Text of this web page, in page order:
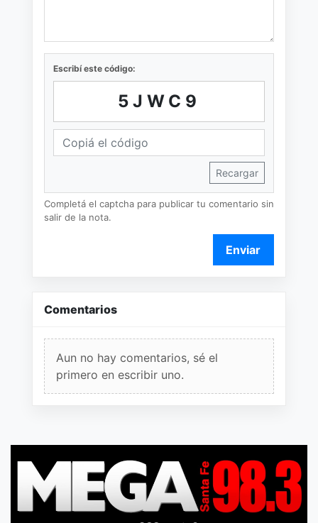
Escribí este código:
5JWC9
Recargar
Completá el captcha para publicar tu comentario sin
salir de la nota.
Enviar
Comentarios
Aun no hay comentarios, sé el
primero en escribir uno.